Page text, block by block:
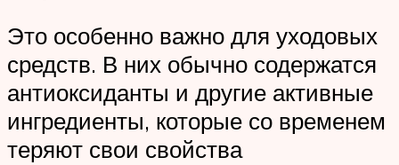
Это особенно важно для уходовых
средств. В них обычно содержатся
антиоксиданты и другие активные
ингредиенты, которые со временем
теряют свои свойства